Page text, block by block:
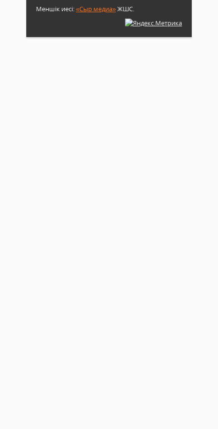
Меншік иесі:«Сыр медиа»ЖШС.